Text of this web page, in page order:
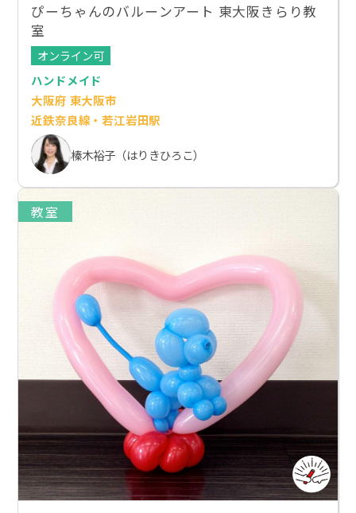
ぴーちゃんのバルーンアート 東大阪きらり教
室
オンライン可
ハンドメイド
大阪府 東大阪市
近鉄奈良線・若江岩田駅
榛木裕子（はりきひろこ）
教室